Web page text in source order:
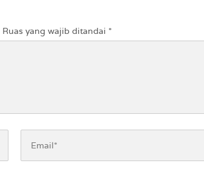
Ruas yang wajib ditandai *